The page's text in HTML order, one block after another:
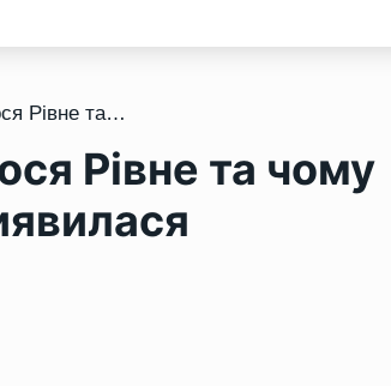
/ Коли насправді народилося Рівне та чому дата заснування міста виявилася помилковою
Рівне та чому